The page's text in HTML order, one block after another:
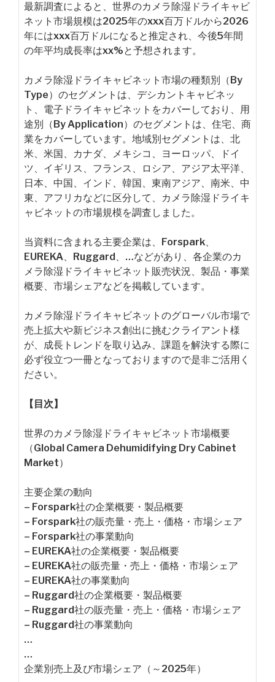
最新調査によると、世界のカメラ除湿ドライキャビ
ネット市場規模は2025年のxxx百万ドルから2026
年にはxxx百万ドルになると推定され、今後5年間
の年平均成長率はxx%と予想されます。
カメラ除湿ドライキャビネット市場の種類別（By
Type）のセグメントは、デシカントキャビネッ
ト、電子ドライキャビネットをカバーしており、用
途別（By Application）のセグメントは、住宅、商
業をカバーしています。地域別セグメントは、北
米、米国、カナダ、メキシコ、ヨーロッパ、ドイ
ツ、イギリス、フランス、ロシア、アジア太平洋、
日本、中国、インド、韓国、東南アジア、南米、中
東、アフリカなどに区分して、カメラ除湿ドライキ
ャビネットの市場規模を調査しました。
当資料に含まれる主要企業は、Forspark、
EUREKA、Ruggard、…などがあり、各企業のカ
メラ除湿ドライキャビネット販売状況、製品・事業
概要、市場シェアなどを掲載しています。
カメラ除湿ドライキャビネットのグローバル市場で
売上拡大や新ビジネス創出に挑むクライアント様
が、成長トレンドを取り込み、課題を解決する際に
必ず役立つ一冊となっておりますので是非ご活用く
ださい。
【目次】
世界のカメラ除湿ドライキャビネット市場概要
（Global Camera Dehumidifying Dry Cabinet
Market）
主要企業の動向
– Forspark社の企業概要・製品概要
– Forspark社の販売量・売上・価格・市場シェア
– Forspark社の事業動向
– EUREKA社の企業概要・製品概要
– EUREKA社の販売量・売上・価格・市場シェア
– EUREKA社の事業動向
– Ruggard社の企業概要・製品概要
– Ruggard社の販売量・売上・価格・市場シェア
– Ruggard社の事業動向
…
…
企業別売上及び市場シェア（～2025年）